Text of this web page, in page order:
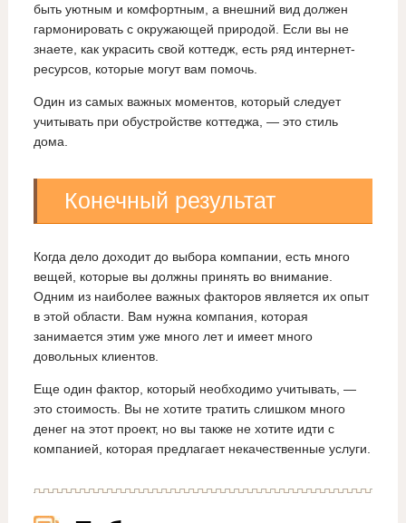
быть уютным и комфортным, а внешний вид должен
гармонировать с окружающей природой. Если вы не
знаете, как украсить свой коттедж, есть ряд интернет-
ресурсов, которые могут вам помочь.
Один из самых важных моментов, который следует
учитывать при обустройстве коттеджа, — это стиль
дома.
Конечный результат
Когда дело доходит до выбора компании, есть много
вещей, которые вы должны принять во внимание.
Одним из наиболее важных факторов является их опыт
в этой области. Вам нужна компания, которая
занимается этим уже много лет и имеет много
довольных клиентов.
Еще один фактор, который необходимо учитывать, —
это стоимость. Вы не хотите тратить слишком много
денег на этот проект, но вы также не хотите идти с
компанией, которая предлагает некачественные услуги.